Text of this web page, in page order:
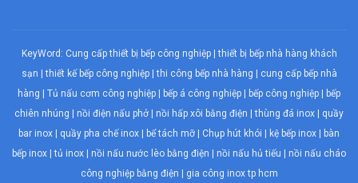
KeyWord: Cung cấp thiết bị bếp công nghiệp|thiết bị bếp nhà hàng khách
sạn |thiết kế bếp công nghiệp|thi công bếp nhà hàng | cung cấp bếp nhà
hàng | Tủ nấu cơm công nghiệp | bếp á công nghiệp | bếp công nghiệp | bếp
chiên nhúng | nồi điện nấu phở | nồi hấp xôi bằng điện |thùng đá inox | quầy
bar inox | quầy pha chế inox | bể tách mỡ | Chụp hút khói | kệ bếp inox | bàn
bếp inox |tủ inox | nồi nấu nước lèo bằng điện | nồi nấu hủ tiếu | nồi nấu cháo
công nghiệp bằng điện | gia công inox tp hcm